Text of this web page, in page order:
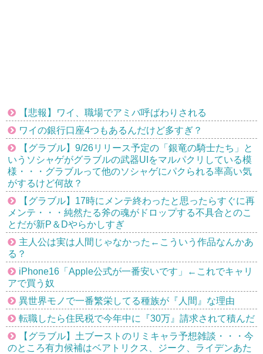
【悲報】ワイ、職場でアミバ呼ばわりされる
ワイの銀行口座4つもあるんだけど多すぎ？
【グラブル】9/26リリース予定の「銀竜の騎士たち」と
いうソシャゲがグラブルの武器UIをマルパクリしている模
様・・・グラブルって他のソシャゲにパクられる率高い気
がするけど何故？
【グラブル】17時にメンテ終わったと思ったらすぐに再
メンテ・・・純然たる斧の魂がドロップする不具合とのこ
とだが新P＆Dやらかしすぎ
主人公は実は人間じゃなかった←こういう作品なんかあ
る？
iPhone16「Apple公式が一番安いです」←これでキャリ
アで買う奴
異世界モノで一番繁栄してる種族が『人間』な理由
転職したら住民税で今年中に『30万』請求されて積んだ
【グラブル】土ブーストのリミキャラ予想雑談・・・今
のところ有力候補はベアトリクス、ジーク、ライデンあた